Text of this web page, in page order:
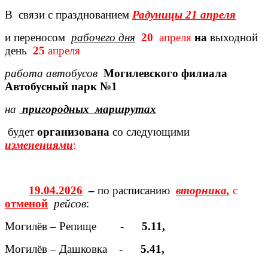
В связи с празднованием Радуницы 21 апреля
и переносом рабочего дня 20 апреля на выходной
день 25 апреля
работа автобусов Могилевского филиала
Автобусный парк №1
на пригородных маршрутах
будет организована со следующими
изменениями:
19.04.2026 – по расписанию вторника, с
отменой рейсов:
Могилёв – Репище - 5.11,
Могилёв – Дашковка - 5.41,